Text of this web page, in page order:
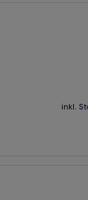
inkl.